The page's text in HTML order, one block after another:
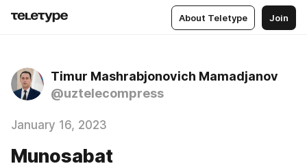
About Teletype Join
Timur Mashrabjonovich Mamadjanov
@uztelecompress
January 16, 2023
Munosabat